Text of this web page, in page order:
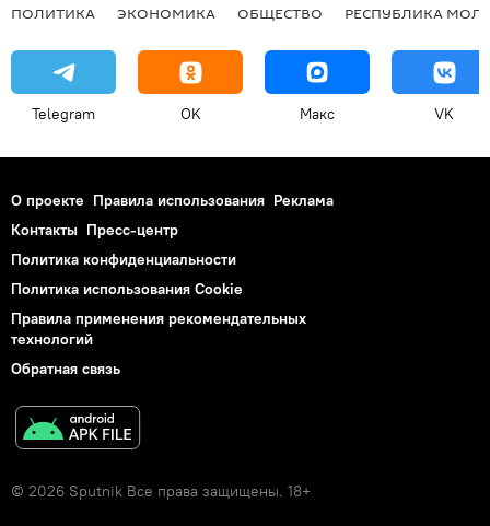
ПОЛИТИКА ЭКОНОМИКА ОБЩЕСТВО РЕСПУБЛИКА
Telegram OK Макс VK
О проекте Правила использования Реклама
Контакты Пресс-центр
Политика конфиденциальности
Политика использования Cookie
Правила применения рекомендательных
технологий
Обратная связь
© 2026 Sputnik Все права защищены. 18+